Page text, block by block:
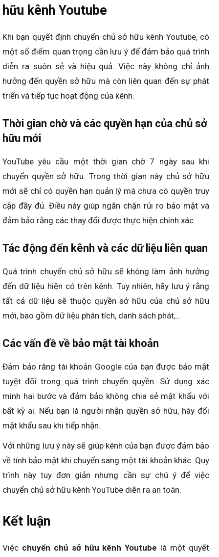
hữu kênh Youtube
Khi bạn quyết định chuyển chủ sở hữu kênh Youtube, có
một số điểm quan trọng cần lưu ý để đảm bảo quá trình
diễn ra suôn sẻ và hiệu quả. Việc này không chỉ ảnh
hưởng đến quyền sở hữu mà còn liên quan đến sự phát
triển và tiếp tục hoạt động của kênh.
Thời gian chờ và các quyền hạn của chủ sở
hữu mới
YouTube yêu cầu một thời gian chờ 7 ngày sau khi
chuyển quyền sở hữu. Trong thời gian này chủ sở hữu
mới sẽ chỉ có quyền hạn quản lý mà chưa có quyền truy
cập đầy đủ. Điều này giúp ngăn chặn rủi ro bảo mật và
đảm bảo rằng các thay đổi được thực hiện chính xác.
Tác động đến kênh và các dữ liệu liên quan
Quá trình chuyển chủ sở hữu sẽ không làm ảnh hưởng
đến dữ liệu hiện có trên kênh. Tuy nhiên, hãy lưu ý rằng
tất cả dữ liệu sẽ thuộc quyền sở hữu của chủ sở hữu
mới, bao gồm dữ liệu phân tích, danh sách phát,…
Các vấn đề về bảo mật tài khoản
Đảm bảo rằng tài khoản Google của bạn được bảo mật
tuyệt đối trong quá trình chuyển quyền. Sử dụng xác
minh hai bước và đảm bảo không chia sẻ mật khẩu với
bất kỳ ai. Nếu bạn là người nhận quyền sở hữu, hãy đổi
mật khẩu sau khi tiếp nhận.
Với những lưu ý này sẽ giúp kênh của bạn được đảm bảo
về tính bảo mật khi chuyển sang một tài khoản khác. Quy
trình này tuy đơn giản nhưng cần sự chú ý để việc
chuyển chủ sở hữu kênh YouTube diễn ra an toàn.
Kết luận
Việc chuyển chủ sở hữu kênh Youtube là một quyết